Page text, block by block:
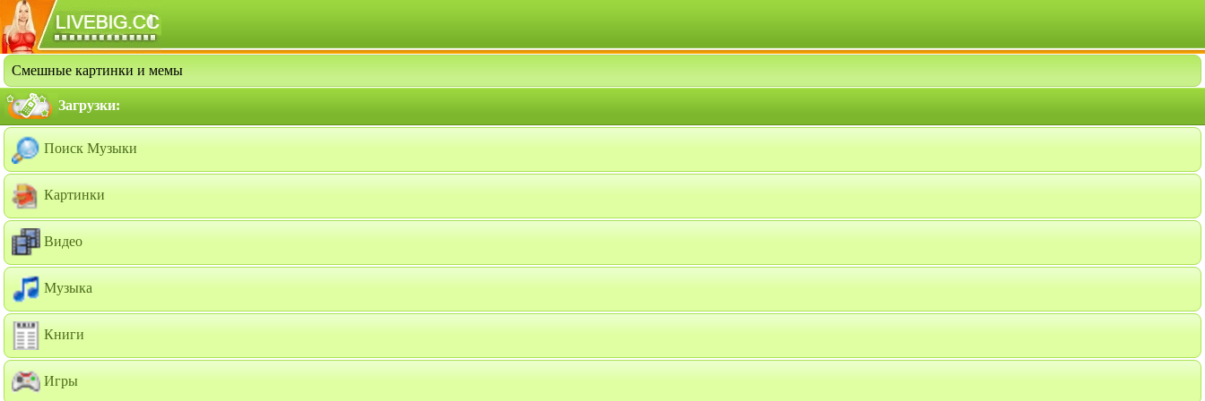
Смешные картинки и мемы
Загрузки:
Поиск Музыки
Картинки
Видео
Музыка
Книги
Игры